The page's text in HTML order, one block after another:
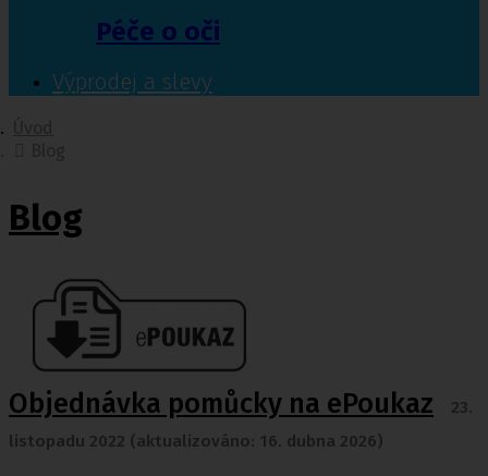
Péče o oči
Výprodej a slevy
Blog
Objednávka pomůcky na ePoukaz
23.
listopadu 2022 (aktualizováno: 16. dubna 2026)